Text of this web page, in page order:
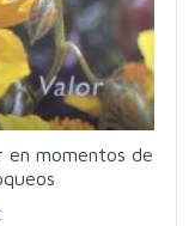
en momentos de